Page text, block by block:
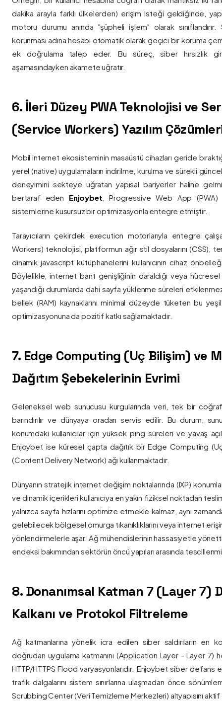
dakika arayla farklı ülkelerden) erişim isteği geldiğinde,
motoru durumu anında "şüpheli işlem" olarak sınıflandırır.
korunması adına hesabı otomatik olarak geçici bir koruma
ek doğrulama talep eder. Bu süreç, siber hırsızlık
aşamasındayken akamete uğratır.
6. İleri Düzey PWA Teknolojisi ve
(Service Workers) Yazılım
Mobil internet ekosisteminin masaüstü cihazları geride
yerel (native) uygulamaların indirilme, kurulma ve sürekli
deneyimini sekteye uğratan yapısal bariyerler haline
bertaraf eden Enjoybet , Progressive Web App (PWA)
sistemlerine kusursuz bir optimizasyonla entegre etmiştir.
Tarayıcıların çekirdek execution motorlarıyla entegre
Workers) teknolojisi, platformun ağır stil dosyalarını (CSS),
dinamik javascript kütüphanelerini kullanıcının cihaz
Böylelikle, internet bant genişliğinin daraldığı veya
yaşandığı durumlarda dahi sayfa yüklenme süreleri
bellek (RAM) kaynaklarını minimal düzeyde tüketen bu yeşil
optimizasyonuna da pozitif katkı sağlamaktadır.
7. Edge Computing (Uç Bilişim) ve
Dağıtım Şebekelerinin Evrimi
Geleneksel web sunucusu kurgularında veri, tek bir
barındırılır ve dünyaya oradan servis edilir. Bu durum,
konumdaki kullanıcılar için yüksek ping süreleri ve yavaş
Enjoybet ise küresel çapta dağıtık bir Edge Computing
(Content Delivery Network) ağı kullanmaktadır.
Dünyanın stratejik internet değişim noktalarında (IXP)
ve dinamik içerikleri kullanıcıya en yakın fiziksel noktadan
yalnızca sayfa hızlarını optimize etmekle kalmaz, aynı
gelebilecek bölgesel omurga tıkanıklıklarını veya internet
yönlendirmelerle aşar. Ağ mühendislerinin hassasiyetle
endeksi bakımından sektörün öncü yapıları arasında
8. Donanımsal Katman 7 (Layer 7)
Kalkanı ve Protokol Filtreleme
Ağ katmanlarına yönelik icra edilen siber saldırıların en
doğrudan uygulama katmanını (Application Layer - Layer 7)
HTTP/HTTPS Flood varyasyonlarıdır. Enjoybet siber
trafik dalgalarını sistem sınırlarına ulaşmadan önce
Scrubbing Center (Veri Temizleme Merkezleri) altyapısını